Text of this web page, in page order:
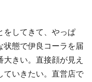
してきて、やっぱ
状態で伊良コーラを届
きい。直接顔が見え
ていきたい。直営店で